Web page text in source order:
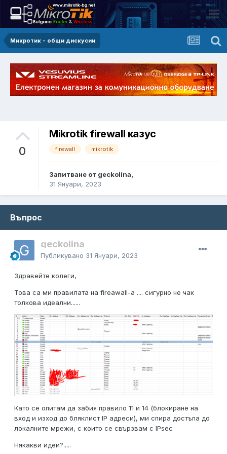
Микротик - общи дискусии
0
Mikrotik firewall казус
firewall mikrotik
Запитване от geckolina,
31 Януари, 2023
Въпрос
geckolina
Публикувано 31 Януари, 2023
Здравейте колеги,
Това са ми правилата на fireawall-a .... сигурно не чак
толкова идеални......
Като се опитам да забия правило 11 и 14 (блокиране на
вход и изход до бляклист IP адреси), ми спира достъпа до
локалните мрежи, с които се свързвам с IPsec
Някакви идеи?.....